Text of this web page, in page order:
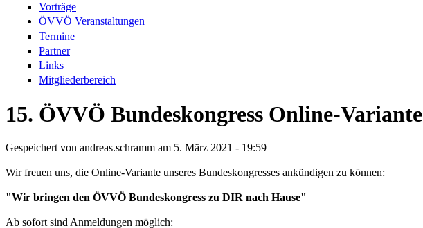
Vorträge
ÖVVÖ Veranstaltungen
Termine
Partner
Links
Mitgliederbereich
15. ÖVVÖ Bundeskongress Online-Variante
Gespeichert von andreas.schramm am 5. März 2021 - 19:59
Wir freuen uns, die Online-Variante unseres Bundeskongresses ankündigen zu können:
"Wir bringen den ÖVVÖ Bundeskongress zu DIR nach Hause"
Ab sofort sind Anmeldungen möglich: